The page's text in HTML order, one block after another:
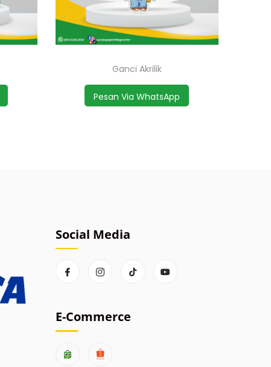
Ganci Akrilik
Pesan Via WhatsApp
Social Media
E-Commerce